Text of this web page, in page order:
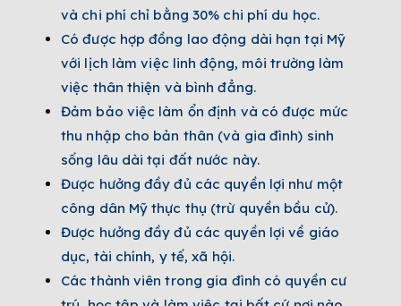
và chi phí chỉ bằng 30% chi phí du học.
Có được hợp đồng lao động dài hạn tại Mỹ
với lịch làm việc linh động, môi trường làm
việc thân thiện và bình đẳng.
Đảm bảo việc làm ổn định và có được mức
thu nhập cho bản thân (và gia đình) sinh
sống lâu dài tại đất nước này.
Được hưởng đầy đủ các quyền lợi như một
công dân Mỹ thực thụ (trừ quyền bầu cử).
Được hưởng đầy đủ các quyền lợi về giáo
dục, tài chính, y tế, xã hội.
Các thành viên trong gia đình có quyền cư